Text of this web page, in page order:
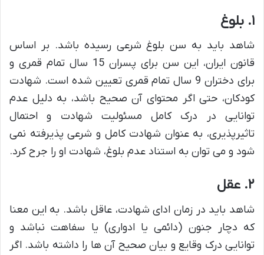
۱. بلوغ
شاهد باید به سن بلوغ شرعی رسیده باشد. بر اساس
قانون ایران، این سن برای پسران 15 سال تمام قمری و
برای دختران 9 سال تمام قمری تعیین شده است. شهادت
کودکان، حتی اگر محتوای آن صحیح باشد، به دلیل عدم
توانایی در درک کامل مسئولیت شهادت و احتمال
تاثیرپذیری، به عنوان شهادت کامل و شرعی پذیرفته نمی
شود و می توان به استناد عدم بلوغ، شهادت او را جرح کرد.
۲. عقل
شاهد باید در زمان ادای شهادت، عاقل باشد. به این معنا
که دچار جنون (دائمی یا ادواری) یا سفاهت نباشد و
توانایی درک وقایع و بیان صحیح آن ها را داشته باشد. اگر